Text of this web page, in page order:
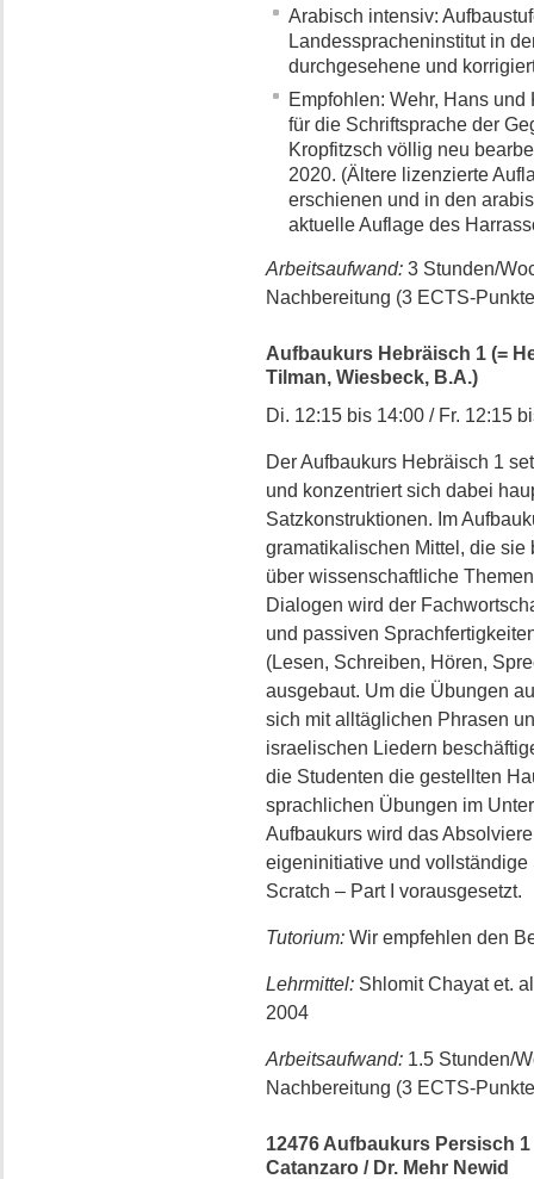
Arabisch intensiv:
Landesspracheninstitut in
durchgesehene und
Empfohlen: Wehr, Hans
für die Schriftsprache der
Kropfitzsch völlig neu
2020. (Ältere lizenzierte
erschienen und in den
aktuelle Auflage des
Arbeitsaufwand:3 Stunden/
Nachbereitung (3 ECTS-
Aufbaukurs Hebräisch 1 (=
Tilman, Wiesbeck, B.A.)
Di. 12:15 bis 14:00 / Fr. 12:15
Der Aufbaukurs Hebräisch 1
und konzentriert sich dabei
Satzkonstruktionen. Im
gramatikalischen Mittel, die sie
über wissenschaftliche
Dialogen wird der
und passiven
(Lesen, Schreiben, Hören,
ausgebaut. Um die Übungen
sich mit alltäglichen Phrasen
israelischen Liedern
die Studenten die gestellten
sprachlichen Übungen im
Aufbaukurs wird das
eigeninitiative und vollständige
Scratch – Part I vorausgesetzt.
Tutorium:Wir empfehlen den
Lehrmittel: Shlomit Chayat et.
2004
Arbeitsaufwand:1.5 Stunden/
Nachbereitung (3 ECTS-
12476 Aufbaukurs Persisch
Catanzaro / Dr. Mehr Newid